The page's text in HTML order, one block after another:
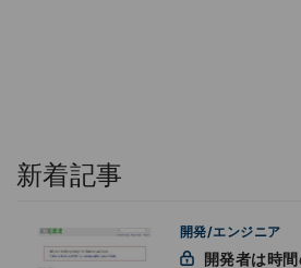
新着記事
開発/エンジニア